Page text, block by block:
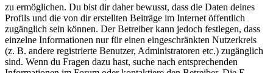
zu ermöglichen. Du bist dir daher bewusst, dass die Daten deines
Profils und die von dir erstellten Beiträge im Internet öffentlich
zugänglich sein können. Der Betreiber kann jedoch festlegen, dass
einzelne Informationen nur für einen eingeschränkten Nutzerkreis
(z. B. andere registrierte Benutzer, Administratoren etc.) zugänglich
sind. Wenn du Fragen dazu hast, suche nach entsprechenden